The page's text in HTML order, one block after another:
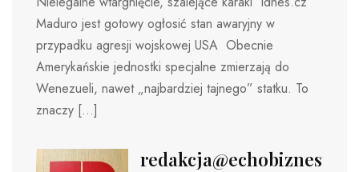
Maduro jest gotowy ogłosić stan awaryjny w
przypadku agresji wojskowej USA Obecnie
Amerykańskie jednostki specjalne zmierzają do
Wenezueli, nawet „najbardziej tajnego” statku. To
znaczy […]
redakcja@echobiznesu.pl